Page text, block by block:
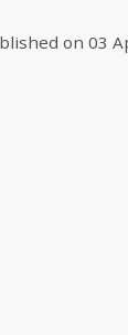
on 03